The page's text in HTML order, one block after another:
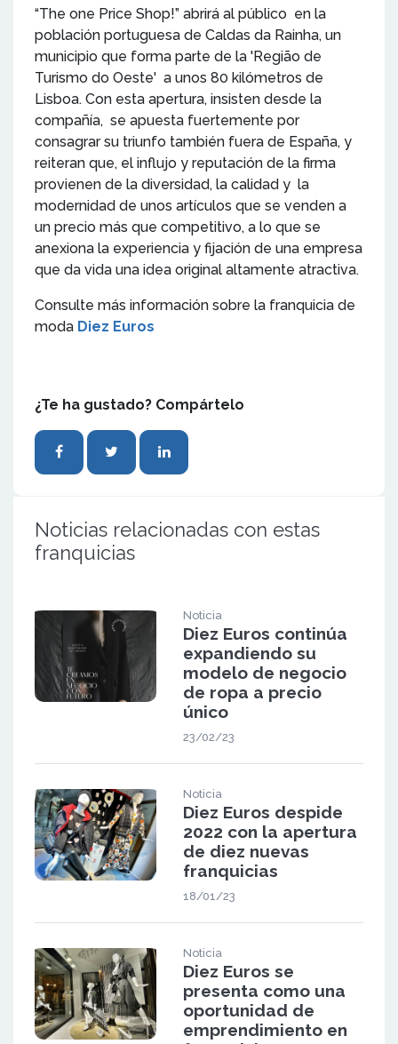
“The one Price Shop!” abrirá al público en la
población portuguesa de Caldas da Rainha, un
municipio que forma parte de la 'Região de
Turismo do Oeste' a unos 80 kilómetros de
Lisboa. Con esta apertura, insisten desde la
compañía, se apuesta fuertemente por
consagrar su triunfo también fuera de España, y
reiteran que, el influjo y reputación de la firma
provienen de la diversidad, la calidad y la
modernidad de unos artículos que se venden a
un precio más que competitivo, a lo que se
anexiona la experiencia y fijación de una empresa
que da vida una idea original altamente atractiva.
Consulte más información sobre la franquicia de
moda Diez Euros
¿Te ha gustado? Compártelo
Noticias relacionadas con estas
franquicias
Noticia
Diez Euros continúa
expandiendo su
modelo de negocio
de ropa a precio
único
23/02/23
Noticia
Diez Euros despide
2022 con la apertura
de diez nuevas
franquicias
18/01/23
Noticia
Diez Euros se
presenta como una
oportunidad de
emprendimiento en